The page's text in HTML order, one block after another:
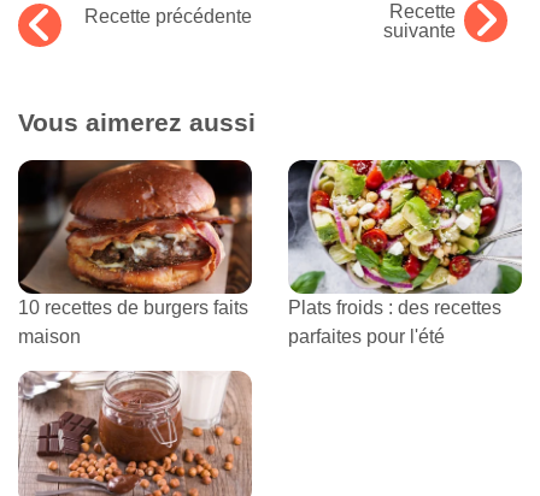
Recette précédente
Recette
suivante
Vous aimerez aussi
10 recettes de burgers faits
maison
Plats froids : des recettes
parfaites pour l'été